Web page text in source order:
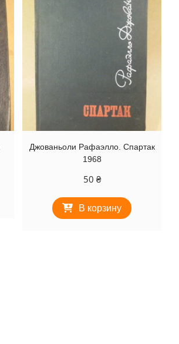
Джованьоли Рафаэлло. Спартак
1968
50 ₴
В корзину